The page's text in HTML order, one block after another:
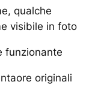
qualche
visibile in foto
funzionante
originali